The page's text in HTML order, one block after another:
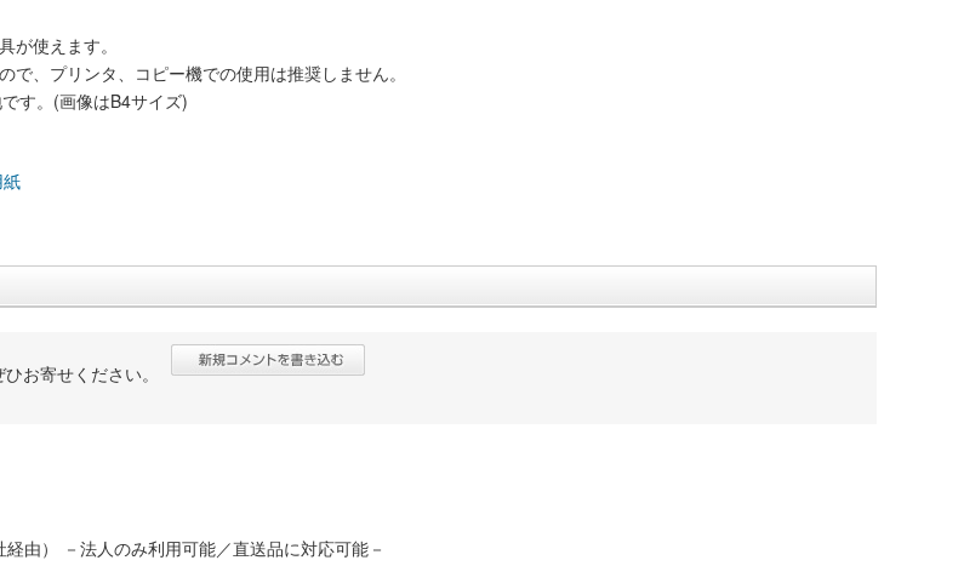
が使えます。
で、プリンタ、コピー機での使用は推奨しません。
す。(画像はB4サイズ)
紙
お寄せください。
由） －法人のみ利用可能／直送品に対応可能－